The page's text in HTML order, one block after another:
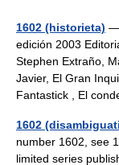
1602 (historieta) —
edición 2003
Stephen Extraño,
Javier, El Gran
Fantastick , El
1602
number 1602, see
limited series